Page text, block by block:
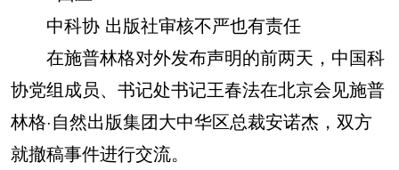
中科协 出版社审核不严也有责任
在施普林格对外发布声明的前两天，中国科
协党组成员、书记处书记王春法在北京会见施普
林格·自然出版集团大中华区总裁安诺杰，双方
就撤稿事件进行交流。